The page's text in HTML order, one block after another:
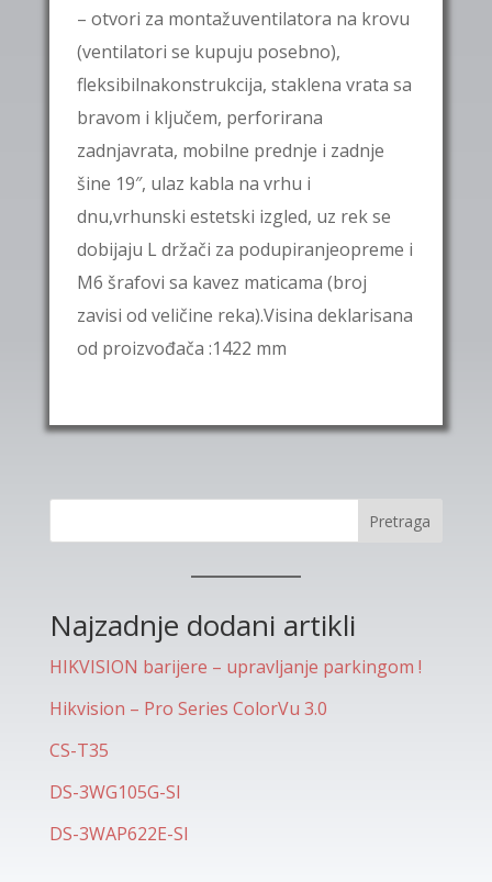
– otvori za montažuventilatora na krovu
(ventilatori se kupuju posebno),
fleksibilnakonstrukcija, staklena vrata sa
bravom i ključem, perforirana
zadnjavrata, mobilne prednje i zadnje
šine 19″, ulaz kabla na vrhu i
dnu,vrhunski estetski izgled, uz rek se
dobijaju L držači za podupiranjeopreme i
M6 šrafovi sa kavez maticama (broj
zavisi od veličine reka).Visina deklarisana
od proizvođača :1422 mm
Pretraga
Najzadnje dodani artikli
HIKVISION barijere – upravljanje parkingom !
Hikvision – Pro Series ColorVu 3.0
CS-T35
DS-3WG105G-SI
DS-3WAP622E-SI